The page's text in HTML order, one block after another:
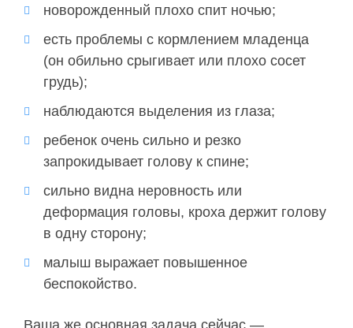
новорожденный плохо спит ночью;
есть проблемы с кормлением младенца
(он обильно срыгивает или плохо сосет
грудь);
наблюдаются выделения из глаза;
ребенок очень сильно и резко
запрокидывает голову к спине;
сильно видна неровность или
деформация головы, кроха держит голову
в одну сторону;
малыш выражает повышенное
беспокойство.